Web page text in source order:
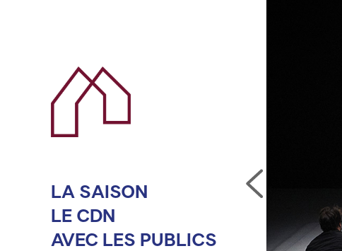
LA SAISON
LE CDN
AVEC LES PUBLICS